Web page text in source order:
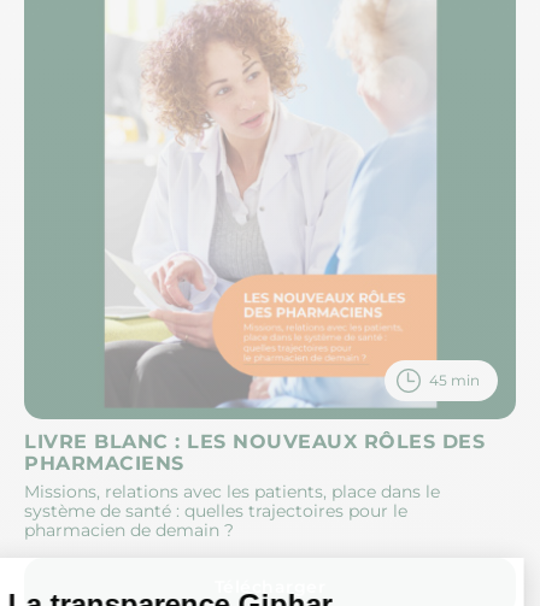
45 min
LIVRE BLANC : LES NOUVEAUX RÔLES DES
PHARMACIENS
Missions, relations avec les patients, place dans le
système de santé : quelles trajectoires pour le
pharmacien de demain ?